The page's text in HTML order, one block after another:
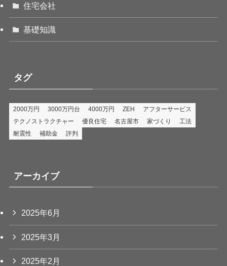
住宅会社
基礎知識
タグ
2000万円 3000万円台 4000万円 ZEH
アフターサービス
テクノストラクチャー
優良住宅 名古屋市 家づくり
工法
耐震性
補助金 評判
アーカイブ
2025年6月
2025年3月
2025年2月